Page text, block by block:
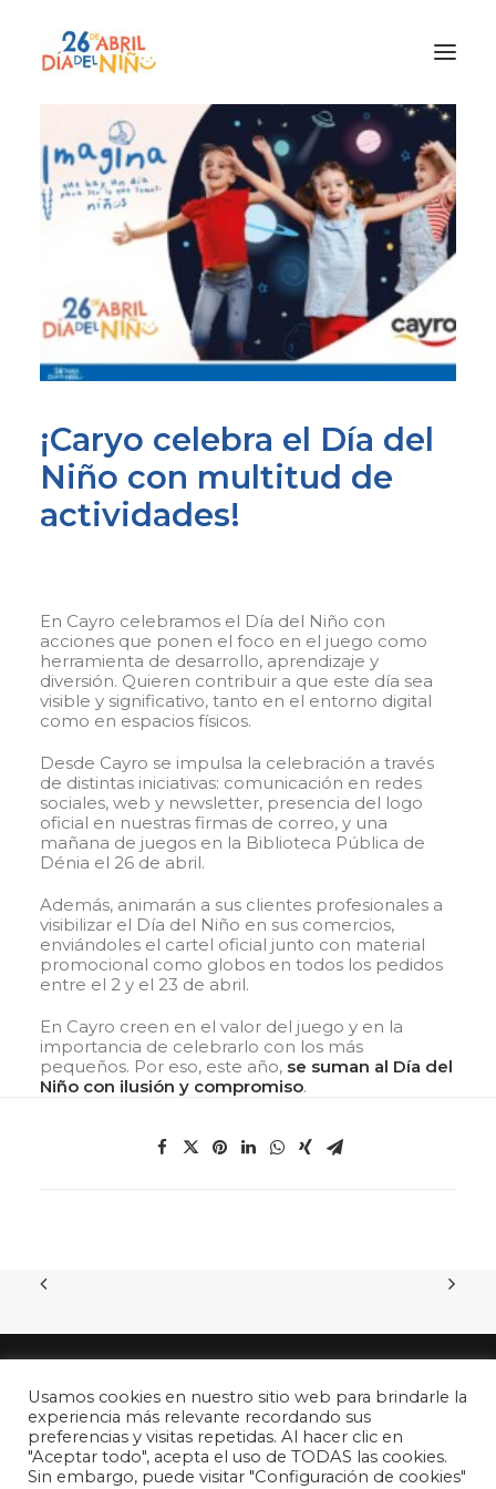
¿Qué es el Día del Niño?
¿Cómo lo vamos a celebrar?
Participa con tu cole
Materiales
Gracias a
Promocion
¡Caryo celebra el Día del
Niño con multitud de
actividades!
En Cayro celebramos el Día del Niño con
acciones que ponen el foco en el juego como
herramienta de desarrollo, aprendizaje y
diversión. Quieren contribuir a que este día sea
visible y significativo, tanto en el entorno digital
como en espacios físicos.
Desde Cayro se impulsa la celebración a través
de distintas iniciativas: comunicación en redes
sociales, web y newsletter, presencia del logo
oficial en nuestras firmas de correo, y una
mañana de juegos en la Biblioteca Pública de
Dénia el 26 de abril.
Además, animarán a sus clientes profesionales a
visibilizar el Día del Niño en sus comercios,
enviándoles el cartel oficial junto con material
promocional como globos en todos los pedidos
entre el 2 y el 23 de abril.
En Cayro creen en el valor del juego y en la
importancia de celebrarlo con los más
pequeños. Por eso, este año, se suman al Día del
Niño con ilusión y compromiso.
© 2026 26 de abril - DÍA DEL NIÑO en España. All rights reserved
Usamos cookies en nuestro sitio web para brindarle la
experiencia más relevante recordando sus
preferencias y visitas repetidas. Al hacer clic en
"Aceptar todo", acepta el uso de TODAS las cookies.
Sin embargo, puede visitar "Configuración de cookies"